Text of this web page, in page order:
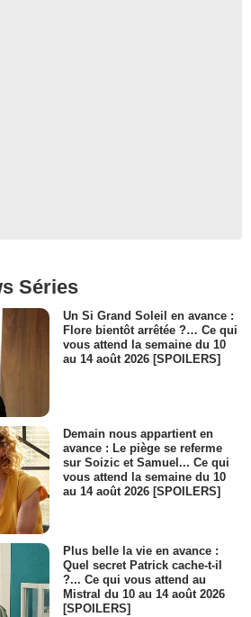
Séries
Un Si Grand Soleil en avance :
Flore bientôt arrêtée ?… Ce qui
vous attend la semaine du 10
au 14 août 2026 [SPOILERS]
Demain nous appartient en
avance : Le piège se referme
sur Soizic et Samuel... Ce qui
vous attend la semaine du 10
au 14 août 2026 [SPOILERS]
Plus belle la vie en avance :
Quel secret Patrick cache-t-il
?... Ce qui vous attend au
Mistral du 10 au 14 août 2026
[SPOILERS]